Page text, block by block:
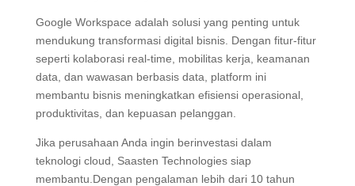
Google Workspace adalah solusi yang penting untuk
mendukung transformasi digital bisnis. Dengan fitur-fitur
seperti kolaborasi real-time, mobilitas kerja, keamanan
data, dan wawasan berbasis data, platform ini
membantu bisnis meningkatkan efisiensi operasional,
produktivitas, dan kepuasan pelanggan.
Jika perusahaan Anda ingin berinvestasi dalam
teknologi cloud, Saasten Technologies siap
membantu. Dengan pengalaman lebih dari 10 tahun